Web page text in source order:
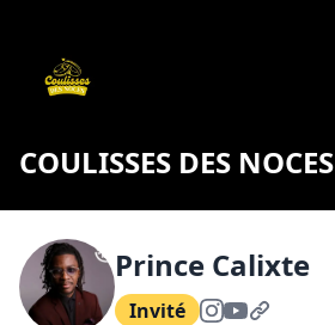
COULISSES DES NOCES
Prince Calixte
Invité